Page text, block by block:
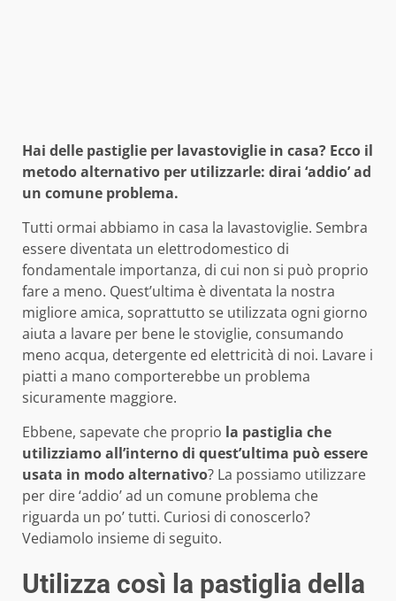
Hai delle pastiglie per lavastoviglie in casa? Ecco il
metodo alternativo per utilizzarle: dirai ‘addio’ ad
un comune problema.
Tutti ormai abbiamo in casa la lavastoviglie. Sembra
essere diventata un elettrodomestico di
fondamentale importanza, di cui non si può proprio
fare a meno. Quest’ultima è diventata la nostra
migliore amica, soprattutto se utilizzata ogni giorno
aiuta a lavare per bene le stoviglie, consumando
meno acqua, detergente ed elettricità di noi. Lavare i
piatti a mano comporterebbe un problema
sicuramente maggiore.
Ebbene, sapevate che proprio la pastiglia che
utilizziamo all’interno di quest’ultima può essere
usata in modo alternativo? La possiamo utilizzare
per dire ‘addio’ ad un comune problema che
riguarda un po’ tutti. Curiosi di conoscerlo?
Vediamolo insieme di seguito.
Utilizza così la pastiglia della